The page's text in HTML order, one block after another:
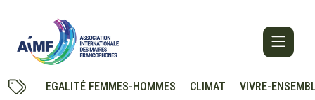
EGALITÉ FEMMES-HOMMES CLIMAT VIVRE-